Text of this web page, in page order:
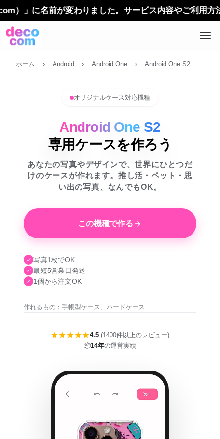
名前が変わりました。サービス内容やご利用方法に変更
ホーム › Android › Android One › Android One S2
オリジナルケース対応機種
Android One S2
専用ケースを作ろう
あなたの写真やデザインで、世界にひとつだ
けのケースが作れます。推し活・ペット・思
い出の写真、なんでもOK。
この機種で作る
写真1枚でOK
最短5営業日発送
1個から注文OK
作れるもの：手帳型ケース、ハードケース
★★★★★4.5 (1400件以上のレビュー)
📦14年の運営実績